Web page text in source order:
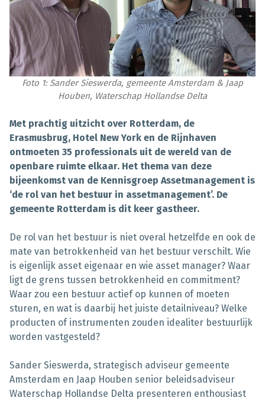
Foto 1: Sander Sieswerda, gemeente Amsterdam & Jaap
Houben, Waterschap Hollandse Delta
Met prachtig uitzicht over Rotterdam, de
Erasmusbrug, Hotel New York en de Rijnhaven
ontmoeten 35 professionals uit de wereld van de
openbare ruimte elkaar. Het thema van deze
bijeenkomst van de Kennisgroep Assetmanagement is
‘de rol van het bestuur in assetmanagement’. De
gemeente Rotterdam is dit keer gastheer.
De rol van het bestuur is niet overal hetzelfde en ook de
mate van betrokkenheid van het bestuur verschilt. Wie
is eigenlijk asset eigenaar en wie asset manager? Waar
ligt de grens tussen betrokkenheid en commitment?
Waar zou een bestuur actief op kunnen of moeten
sturen, en wat is daarbij het juiste detailniveau? Welke
producten of instrumenten zouden idealiter bestuurlijk
worden vastgesteld?
Sander Sieswerda, strategisch adviseur gemeente
Amsterdam en Jaap Houben senior beleidsadviseur
Waterschap Hollandse Delta presenteren enthousiast